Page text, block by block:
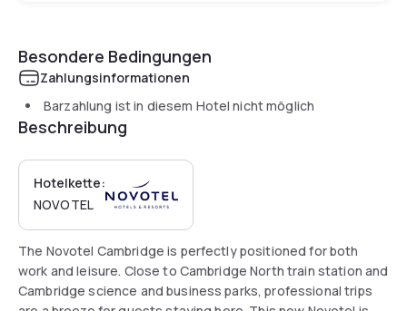
Besondere Bedingungen
Zahlungsinformationen
Barzahlung ist in diesem Hotel nicht möglich
Beschreibung
Hotelkette:
NOVOTEL
The Novotel Cambridge is perfectly positioned for both
work and leisure. Close to Cambridge North train station and
Cambridge science and business parks, professional trips